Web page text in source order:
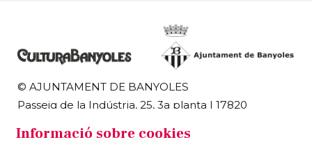
© AJUNTAMENT DE BANYOLES
Passeig de la Indústria, 25, 3a planta | 17820
972 58 18 48 | 972 57 00 50
Informació sobre cookies